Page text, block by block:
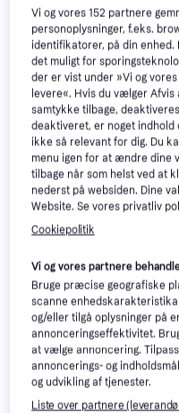
JBL Tune Beam
Black
3.9
799 kr.
Eller 3 betalinger af 266 kr.
Læs om
Laveste pris for JBL
er den bedste pris lige
Sammenlign:
JBL Høretelefoner
JBL Høretelefoner
Vi og vores152 partnere
personoplysninger, f.eks.
identifikatorer, på din
det muligt for
der er vist under »Vi og
levere«. Hvis du vælger
samtykke tilbage,
deaktiveret, er noget indhold
ikke så relevant for dig. Du
menu igen for at ændre dine
tilbage når som helst ved at
nederst på websiden. Dine
Website. Se vores privatliv
Cookiepolitik
Vi og vores partnere
Bruge præcise geografiske
scanne
og/eller tilgå oplysninger på
annonceringseffektivitet.
at vælge annoncering.
annoncerings- og
og udvikling af tjenester.
Liste over partnere